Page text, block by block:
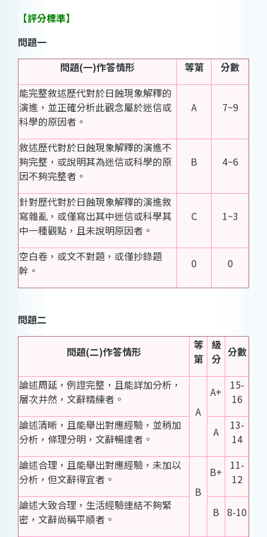
【評分標準】
問題一
問題(一)作答情形
等第
分數
能完整敘述歷代對於日蝕現象解釋的
演進，並正確分析此觀念屬於迷信或
科學的原因者。
A 7~9
敘述歷代對於日蝕現象解釋的演進不
夠完整，或說明其為迷信或科學的原
因不夠完整者。
B 4~6
針對歷代對於日蝕現象解釋的演進敘
寫雜亂，或僅寫出其中迷信或科學其
中一種觀點，且未說明原因者。
C 1~3
空白卷，或文不對題，或僅抄錄題
幹。
0 0
問題二
問題(二)作答情形
等
第
級
分 分數
論述周延，例證完整，且能詳加分析，
層次井然，文辭精練者。
A
A+
15-
16
論述清晰，且能舉出對應經驗，並稍加
分析，條理分明，文辭暢達者。
A
13-
14
論述合理，且能舉出對應經驗，未加以
分析，但文辭得宜者。
B
B+
11-
12
論述大致合理，生活經驗連結不夠緊
密，文辭尚稱平順者。
B 8-10